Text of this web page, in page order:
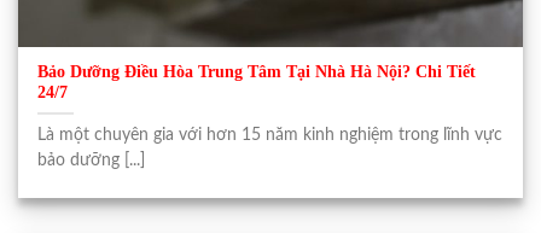
Bảo Dưỡng Điều Hòa Trung Tâm Tại Nhà Hà Nội? Chi Tiết
24/7
Là một chuyên gia với hơn 15 năm kinh nghiệm trong lĩnh vực
bảo dưỡng [...]